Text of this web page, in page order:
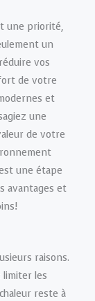
une priorité,
un
vos
de votre
et
une
de votre
une étape
avantages et
raisons.
limiter les
reste à